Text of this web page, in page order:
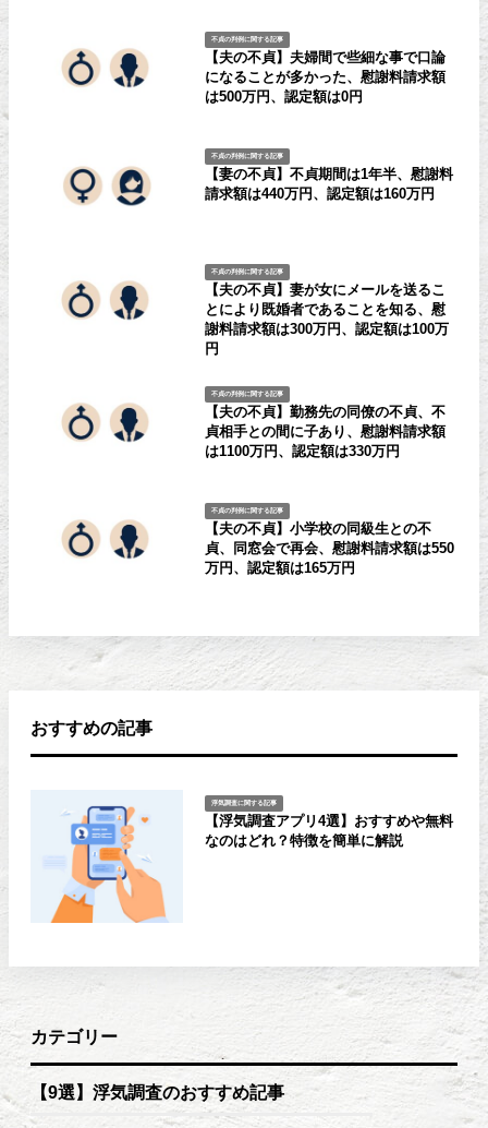
不貞の判例に関する記事
【夫の不貞】夫婦間で些細な事で口論
になることが多かった、慰謝料請求額
は500万円、認定額は0円
不貞の判例に関する記事
【妻の不貞】不貞期間は1年半、慰謝料
請求額は440万円、認定額は160万円
不貞の判例に関する記事
【夫の不貞】妻が女にメールを送るこ
とにより既婚者であることを知る、慰
謝料請求額は300万円、認定額は100万
円
不貞の判例に関する記事
【夫の不貞】勤務先の同僚の不貞、不
貞相手との間に子あり、慰謝料請求額
は1100万円、認定額は330万円
不貞の判例に関する記事
【夫の不貞】小学校の同級生との不
貞、同窓会で再会、慰謝料請求額は550
万円、認定額は165万円
おすすめの記事
浮気調査に関する記事
【浮気調査アプリ4選】おすすめや無料
なのはどれ？特徴を簡単に解説
カテゴリー
【9選】浮気調査のおすすめ記事